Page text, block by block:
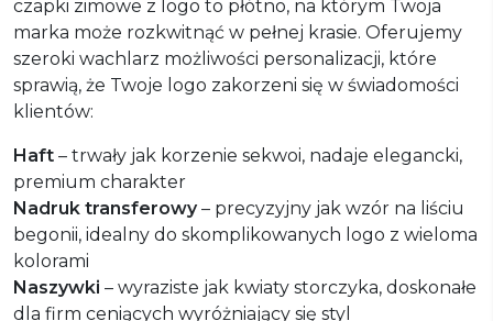
czapki zimowe z logo to płótno, na którym Twoja
marka może rozkwitnąć w pełnej krasie. Oferujemy
szeroki wachlarz możliwości personalizacji, które
sprawią, że Twoje logo zakorzeni się w świadomości
klientów:
Haft – trwały jak korzenie sekwoi, nadaje elegancki,
premium charakter
Nadruk transferowy– precyzyjny jak wzór na liściu
begonii, idealny do skomplikowanych logo z wieloma
kolorami
Naszywki – wyraziste jak kwiaty storczyka, doskonałe
dla firm ceniących wyróżniający się styl